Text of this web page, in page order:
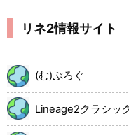
リネ2情報サイト
(む)ぶろぐ
Lineage2クラシッ